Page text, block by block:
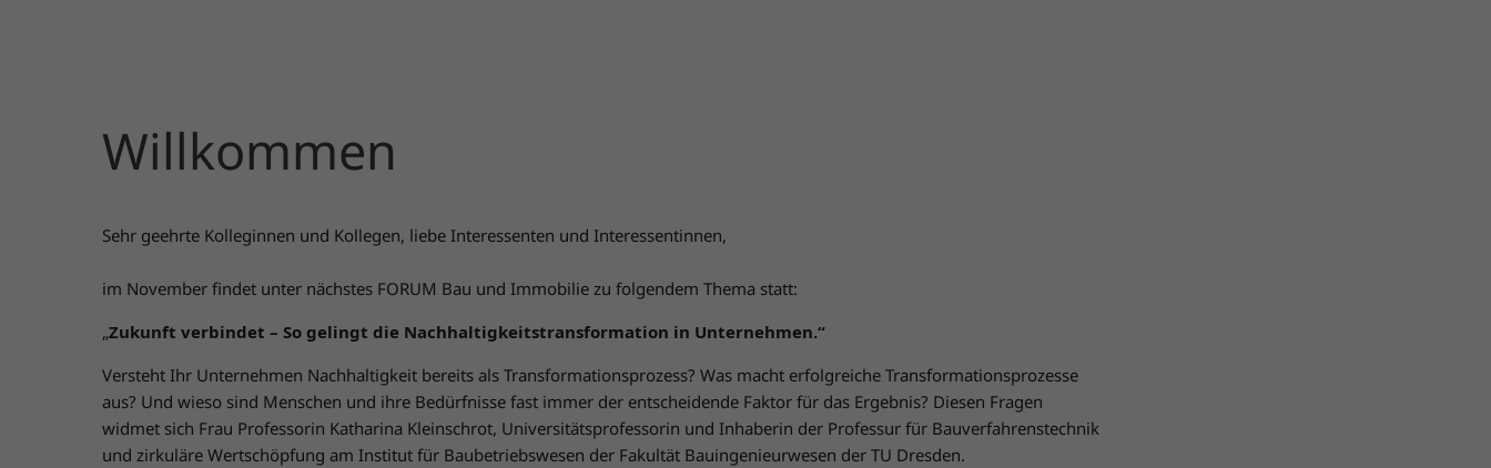
Willkommen
Sehr geehrte Kolleginnen und Kollegen, liebe Interessenten und Interessentinnen,
im November findet unter nächstes FORUM Bau und Immobilie zu folgendem Thema statt:
„Zukunft verbindet – So gelingt die Nachhaltigkeitstransformation in Unternehmen.“
Versteht Ihr Unternehmen Nachhaltigkeit bereits als Transformationsprozess? Was macht erfolgreiche Transformationsprozesse
aus? Und wieso sind Menschen und ihre Bedürfnisse fast immer der entscheidende Faktor für das Ergebnis? Diesen Fragen
widmet sich Frau Professorin Katharina Kleinschrot, Universitätsprofessorin und Inhaberin der Professur für Bauverfahrenstechnik
und zirkuläre Wertschöpfung am Institut für Baubetriebswesen der Fakultät Bauingenieurwesen der TU Dresden.